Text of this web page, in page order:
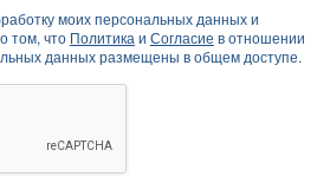
моих персональных данных и
том, что Политика и Согласие в отношении
данных размещены в общем доступе.